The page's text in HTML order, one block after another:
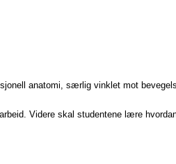
anatomi, særlig vinklet mot
Videre skal studentene lære